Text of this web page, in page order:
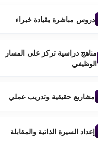
دروس مباشرة بقيادة خبراء
مناهج دراسية تركز على المسار
الوظيفي
مشاريع حقيقية وتدريب عملي
إعداد السيرة الذاتية والمقابلة